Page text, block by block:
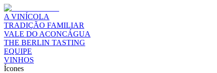
A VINÍCOLA
TRADIÇÃO FAMILIAR
VALE DO ACONCÁGUA
THE BERLIN TASTING
EQUIPE
VINHOS
Ícones